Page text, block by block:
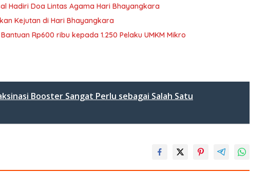
Hadiri Doa Lintas Agama Hari Bhayangkara
Kejutan di Hari Bhayangkara
Rp600 ribu kepada 1.250 Pelaku UMKM Mikro
Booster Sangat Perlu sebagai Salah Satu